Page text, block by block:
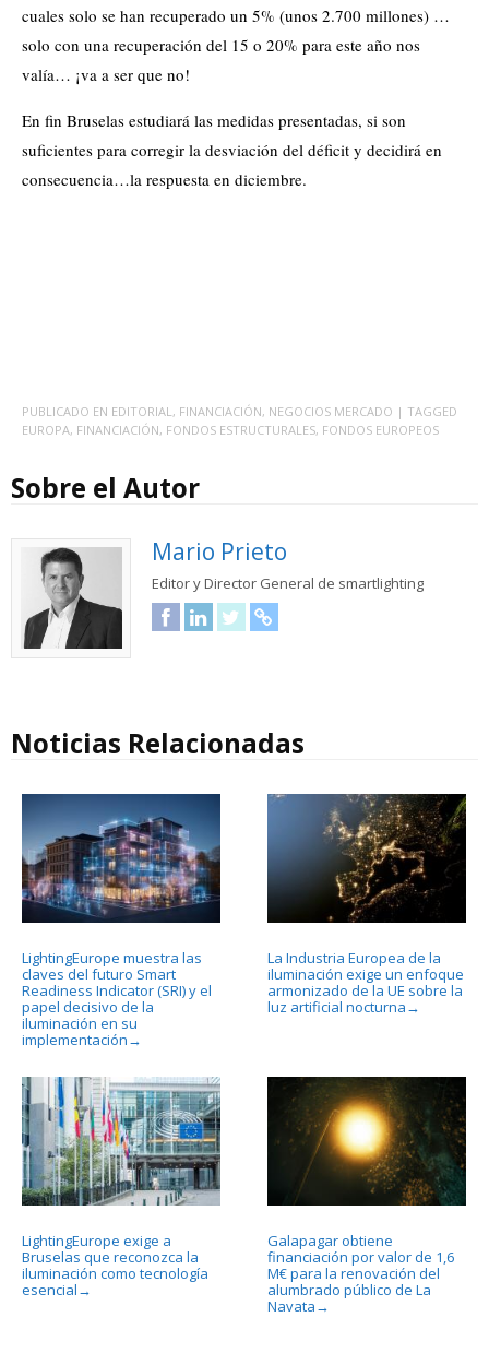
cuales solo se han recuperado un 5% (unos 2.700 millones) …
solo con una recuperación del 15 o 20% para este año nos
valía… ¡va a ser que no!
En fin Bruselas estudiará las medidas presentadas, si son
suficientes para corregir la desviación del déficit y decidirá en
consecuencia…la respuesta en diciembre.
PUBLICADO EN EDITORIAL, FINANCIACIÓN, NEGOCIOS MERCADO | TAGGED
EUROPA, FINANCIACIÓN, FONDOS ESTRUCTURALES, FONDOS EUROPEOS
Sobre el Autor
Mario Prieto
Editor y Director General de smartlighting
FacebookLinkedInTwitter
Noticias Relacionadas
LightingEurope muestra las
claves del futuro Smart
Readiness Indicator (SRI) y el
papel decisivo de la
iluminación en su
implementación →
La Industria Europea de la
iluminación exige un enfoque
armonizado de la UE sobre la
luz artificial nocturna →
LightingEurope exige a
Bruselas que reconozca la
iluminación como tecnología
esencial →
Galapagar obtiene
financiación por valor de 1,6
M€ para la renovación del
alumbrado público de La
Navata →